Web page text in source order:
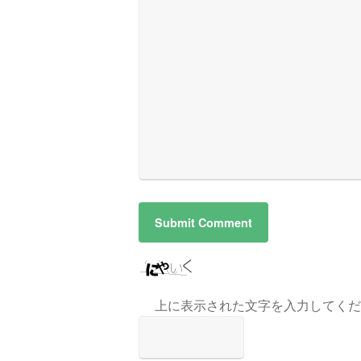
上に表示された文字を入力してく